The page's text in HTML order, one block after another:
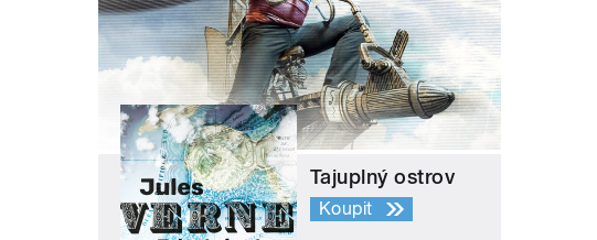
Tajuplný ostrov
Koupit